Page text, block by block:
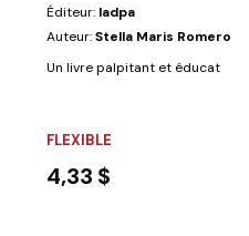
Éditeur: Iadpa
Auteur:Stella Maris Romero
Un livre palpitant et éducatif
FLEXIBLE
4,33 $